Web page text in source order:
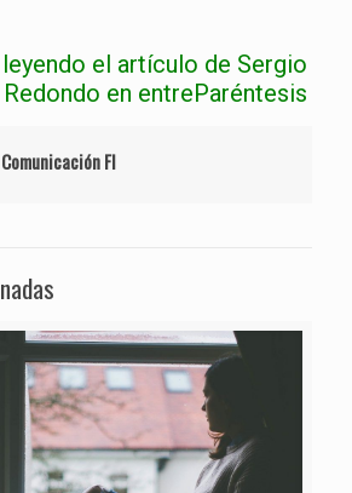
el artículo de Sergio
Redondo en entreParéntesis
Comunicación FI